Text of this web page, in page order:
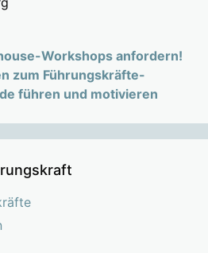
Workshops anfordern!
zum Führungskräfte-
führen und motivieren